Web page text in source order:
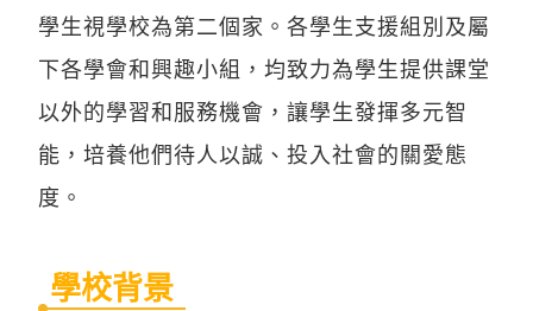
學生視學校為第二個家。各學生支援組別及屬
下各學會和興趣小組，均致力為學生提供課堂
以外的學習和服務機會，讓學生發揮多元智
能，培養他們待人以誠、投入社會的關愛態
度。
學校背景